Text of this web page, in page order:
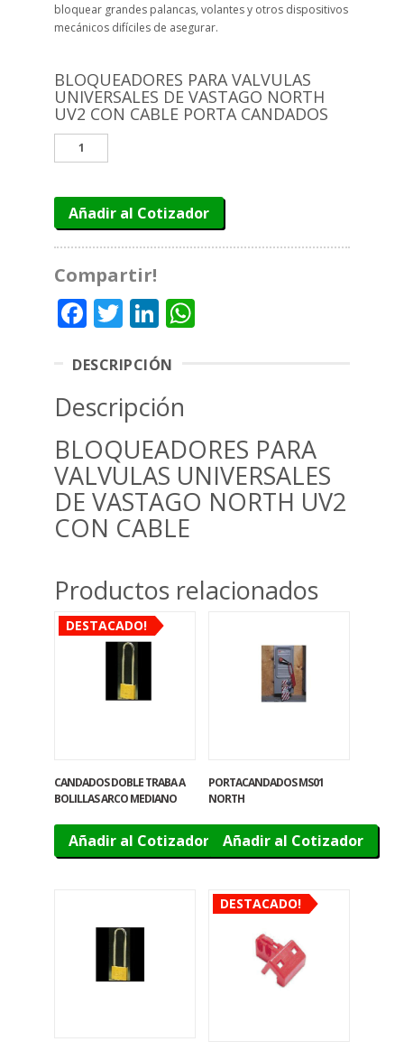
bloquear grandes palancas, volantes y otros dispositivos
mecánicos difíciles de asegurar.
BLOQUEADORES PARA VALVULAS
UNIVERSALES DE VASTAGO NORTH
UV2 CON CABLE PORTA CANDADOS
BLOQUEADORES
PARA
UNIVERSALES
VASTAGO
NORTH
UV2
CON
CABLE
PORTA
cantidad
Añadir al Cotizador
Compartir!
Facebook
TwitterLinkedIn
DESCRIPCIÓN
Descripción
BLOQUEADORES PARA
VALVULAS UNIVERSALES
DE VASTAGO NORTH UV2
CON CABLE
Productos relacionados
DESTACADO!
CANDADOS DOBLE TRABA A
BOLILLAS ARCO MEDIANO
Añadir al Cotizador
PORTACANDADOS MS01
NORTH
Añadir al Cotizador
DESTACADO!